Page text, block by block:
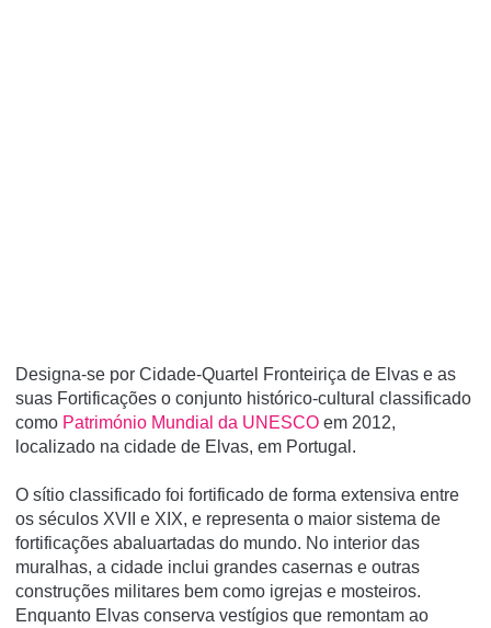
Designa-se por Cidade-Quartel Fronteiriça de Elvas e as
suas Fortificações o conjunto histórico-cultural classificado
como Património Mundial da UNESCO em 2012,
localizado na cidade de Elvas, em Portugal.
O sí­tio classificado foi fortificado de forma extensiva entre
os séculos XVII e XIX, e representa o maior sistema de
fortificações abaluartadas do mundo. No interior das
muralhas, a cidade inclui grandes casernas e outras
construções militares bem como igrejas e mosteiros.
Enquanto Elvas conserva vestí­gios que remontam ao